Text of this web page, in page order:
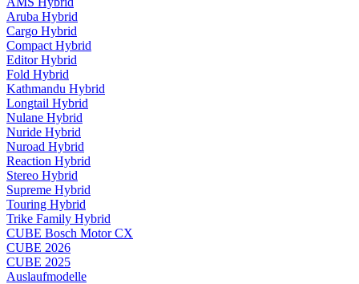
Aruba Hybrid
Cargo Hybrid
Compact Hybrid
Editor Hybrid
Fold Hybrid
Kathmandu Hybrid
Longtail Hybrid
Nulane Hybrid
Nuride Hybrid
Nuroad Hybrid
Reaction Hybrid
Stereo Hybrid
Supreme Hybrid
Touring Hybrid
Trike Family Hybrid
CUBE Bosch Motor CX
CUBE 2026
CUBE 2025
Auslaufmodelle